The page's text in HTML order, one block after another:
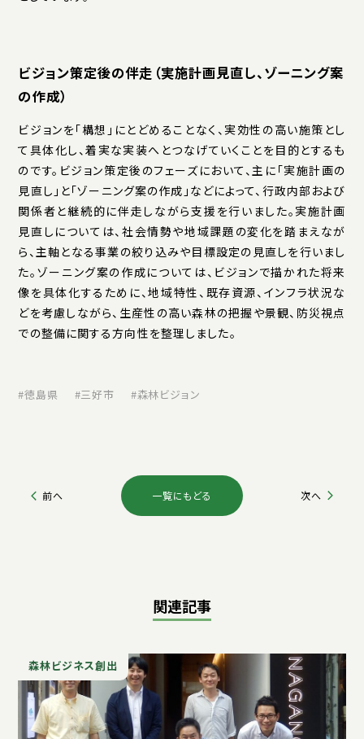
ビジョン策定後の伴走（実施計画見直し、ゾーニング案
の作成）
ビジョンを「構想」にとどめることなく、実効性の高い施策とし
て具体化し、着実な実装へとつなげていくことを目的とするも
のです。ビジョン策定後のフェーズにおいて、主に「実施計画の
見直し」と「ゾーニング案の作成」などによって、行政内部および
関係者と継続的に伴走しながら支援を行いました。実施計画
見直しについては、社会情勢や地域課題の変化を踏まえなが
ら、主軸となる事業の絞り込みや目標設定の見直しを行いまし
た。ゾーニング案の作成については、ビジョンで描かれた将来
像を具体化するために、地域特性、既存資源、インフラ状況な
どを考慮しながら、生産性の高い森林の把握や景観、防災視点
での整備に関する方向性を整理しました。
徳島県 三好市 森林ビジョン
前へ 一覧にもどる 次へ
関連記事
森林ビジネス創出